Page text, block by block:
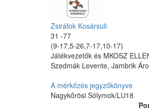
Zsiráfok Kosársuli
31 -77
(9-17,5-26,7-17,10-17)
Játékvezetők és MKOSZ
Szedmák Levente, Jambrik
A mérkőzés jegyzőkönyve
Nagykőrösi Sólymok/LU18